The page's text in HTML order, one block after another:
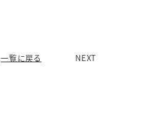
一覧に戻る NEXT